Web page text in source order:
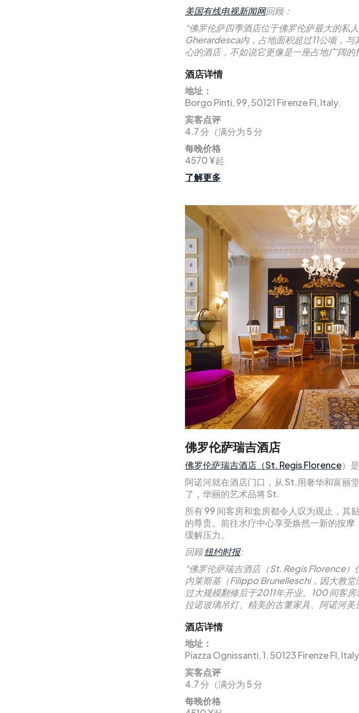
美国有线电视新闻网回顾：
“佛罗伦萨四季酒店位于佛罗伦萨最大的私
Gherardesca内，占地面积超过11公顷，
心的酒店，不如说它更像是一座占地广阔的
酒店详情
地址：
Borgo Pinti, 99, 50121 Firenze FI, Italy.
宾客点评
4.7 分（满分为 5 分
每晚价格
4570 ¥起
了解更多
佛罗伦萨瑞吉酒店
佛罗伦萨瑞吉酒店（St. Regis Florence）
阿诺河就在酒店门口，从 St.用奢华和富丽
了，华丽的艺术品将 St.
所有 99 间客房和套房都令人叹为观止，其
的尊贵。前往水疗中心享受焕然一新的按摩
缓解压力。
回顾纽约时报:
“佛罗伦萨瑞吉酒店（St. Regis Florence
内莱斯基（Filippo Brunelleschi，因大教
过大规模翻修后于2011年开业。100 间客
拉诺玻璃吊灯、精美的古董家具、阿诺河美
酒店详情
地址：
Piazza Ognissanti, 1, 50123 Firenze FI,
宾客点评
4.7 分（满分为 5 分
每晚价格